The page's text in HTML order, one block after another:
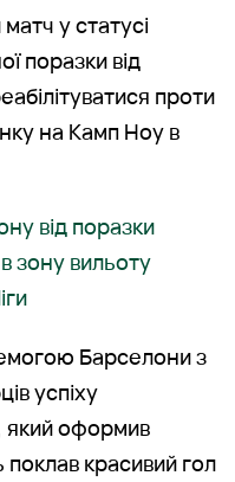
у статусі
поразки від
проти
на Камп Ноу в
від поразки
зону вильоту
Барселони з
успіху
який оформив
красивий гол